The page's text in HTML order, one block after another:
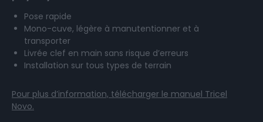
Pose rapide
Mono-cuve, légère à manutentionner et à
transporter
Livrée clef en main sans risque d’erreurs
Installation sur tous types de terrain
Pour plus d’information, télécharger le manuel Tricel
Novo.